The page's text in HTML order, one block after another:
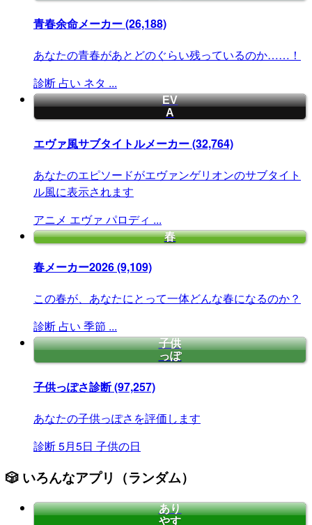
青春余命メーカー(26,188)
あなたの青春があとどのぐらい残っているのか……！
診断 占い ネタ ...
EV
A
エヴァ風サブタイトルメーカー(32,764)
あなたのエピソードがエヴァンゲリオンのサブタイト
ル風に表示されます
アニメ エヴァ パロディ ...
春
春メーカー2026(9,109)
この春が、あなたにとって一体どんな春になるのか？
診断 占い 季節 ...
子供
っぽ
子供っぽさ診断(97,257)
あなたの子供っぽさを評価します
診断5月5日 子供の日
🎲 いろんなアプリ（ランダム）
あり
やす